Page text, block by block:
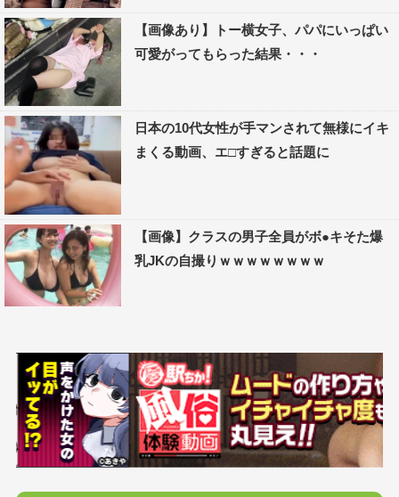
【画像あり】トー横女子、パパにいっぱい
可愛がってもらった結果・・・
日本の10代女性が手マンされて無様にイキ
まくる動画、エ□すぎると話題に
【画像】クラスの男子全員がボ●キそた爆
乳JKの自撮りｗｗｗｗｗｗｗｗ